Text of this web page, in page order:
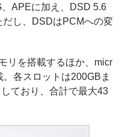
APEに加え、DSD 5.6
し、DSDはPCMへの変
リを搭載するほか、micr
各スロットは200GBま
ており、合計で最大43